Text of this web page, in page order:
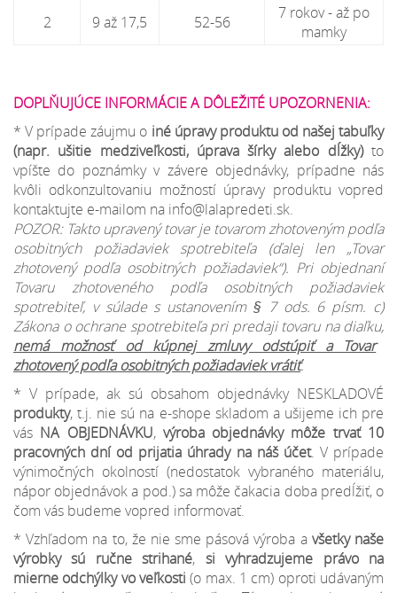
2
9 až 17,5 52-56
7 rokov - až po
mamky
DOPLŇUJÚCE INFORMÁCIE A DÔLEŽITÉ UPOZORNENIA:
* V prípade záujmu o iné úpravy produktu od našej tabuľky
(napr. ušitie medziveľkosti, úprava šírky alebo dĺžky)to
vpíšte do poznámky v závere objednávky, prípadne nás
kvôli odkonzultovaniu možností úpravy produktu vopred
kontaktujte e-mailom na info@lalapredeti.sk.
POZOR: Takto upravený tovar je tovarom zhotoveným podľa
osobitných požiadaviek spotrebiteľa (ďalej len „Tovar
zhotovený podľa osobitných požiadaviek“). Pri objednaní
Tovaru zhotoveného podľa osobitných požiadaviek
spotrebiteľ, v súlade s ustanovením § 7 ods. 6 písm. c)
Zákona o ochrane spotrebiteľa pri predaji tovaru na diaľku,
nemá možnosť od kúpnej zmluvy odstúpiť a Tovar
zhotovený podľa osobitných požiadaviek vrátiť.
* V prípade, ak sú obsahom objednávky NESKLADOVÉ
produkty, t.j. nie sú na e-shope skladom a ušijeme ich pre
vás NA OBJEDNÁVKU, výroba objednávky môže trvať 10
pracovných dní od prijatia úhrady na náš účet. V prípade
výnimočných okolností (nedostatok vybraného materiálu,
nápor objednávok a pod.) sa môže čakacia doba predĺžiť, o
čom vás budeme vopred informovať.
* Vzhľadom na to, že nie sme pásová výroba a všetky naše
výrobky sú ručne strihané, si vyhradzujeme právo na
mierne odchýlky vo veľkosti (o max. 1 cm) oproti udávaným